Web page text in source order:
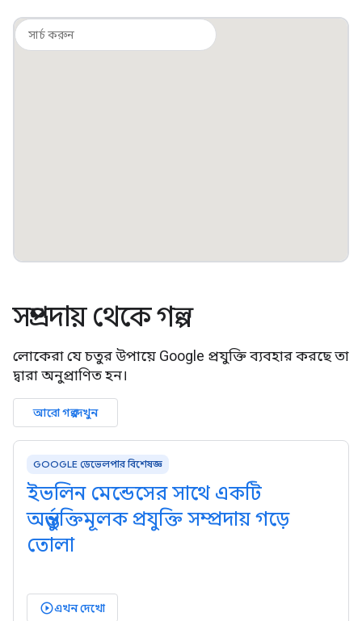
সম্প্রদায় থেকে গল্প
লোকেরা যে চতুর উপায়ে Google প্রযুক্তি ব্যবহার করছে তা
দ্বারা অনুপ্রাণিত হন।
আরো গল্প দেখুন
GOOGLE ডেভেলপার বিশেষজ্ঞ
ইভলিন মেন্ডেসের সাথে একটি
অন্তর্ভুক্তিমূলক প্রযুক্তি সম্প্রদায় গড়ে
তোলা
play_circle_outlinedএখন দেখো